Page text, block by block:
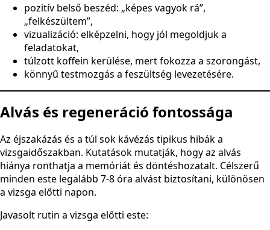
pozitív belső beszéd: „képes vagyok rá”,
„felkészültem”,
vizualizáció: elképzelni, hogy jól megoldjuk a
feladatokat,
túlzott koffein kerülése, mert fokozza a szorongást,
könnyű testmozgás a feszültség levezetésére.
Alvás és regeneráció fontossága
Az éjszakázás és a túl sok kávézás tipikus hibák a
vizsgaidőszakban. Kutatások mutatják, hogy az alvás
hiánya ronthatja a memóriát és döntéshozatalt. Célszerű
minden este legalább 7-8 óra alvást biztosítani, különösen
a vizsga előtti napon.
Javasolt rutin a vizsga előtti este: